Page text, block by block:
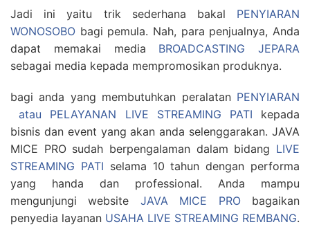
Jadi ini yaitu trik sederhana bakal PENYIARAN
WONOSOBO bagi pemula. Nah, para penjualnya, Anda
dapat memakai media BROADCASTING JEPARA
sebagai media kepada mempromosikan produknya.
bagi anda yang membutuhkan peralatan PENYIARAN
atau PELAYANAN LIVE STREAMING PATI kepada
bisnis dan event yang akan anda selenggarakan. JAVA
MICE PRO sudah berpengalaman dalam bidang LIVE
STREAMING PATI selama 10 tahun dengan performa
yang handa dan professional. Anda mampu
mengunjungi website JAVA MICE PRObagaikan
penyedia layanan USAHA LIVE STREAMING REMBANG.